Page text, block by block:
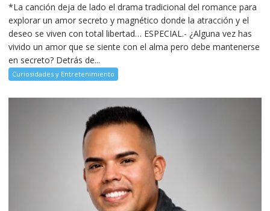
*La canción deja de lado el drama tradicional del romance para
explorar un amor secreto y magnético donde la atracción y el
deseo se viven con total libertad… ESPECIAL.- ¿Alguna vez has
vivido un amor que se siente con el alma pero debe mantenerse
en secreto? Detrás de...
Curiosidades y Entretenimiento